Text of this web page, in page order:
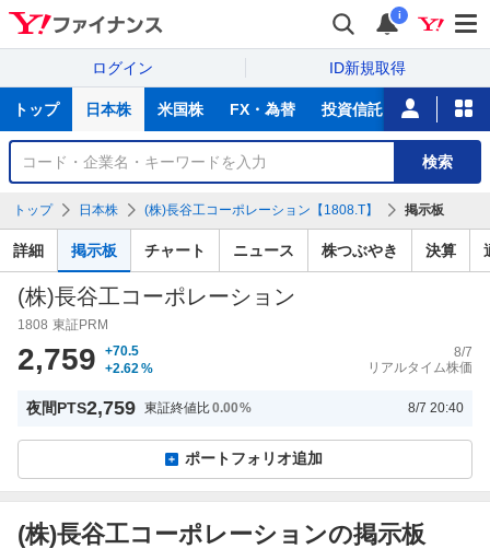
i
ログイン ID新規取得
サ
トップ 日本株 米国株 FX・為替 投資信託 ニュース
銘
検
索
検索
トップ 日本株 (株)長谷工コーポレーション【1808.T】 掲示板
詳細 掲示板 チャート ニュース 株つぶやき 決算
(株)長谷工コーポレーション
1808 東証PRM
2,759
+70.5
+2.62 %
8/7
リアルタイム株価
夜間PTS2,759 東証終値比0.00% 8/7 20:40
ポートフォリオ追加
(株)長谷工コーポレーションの掲示板